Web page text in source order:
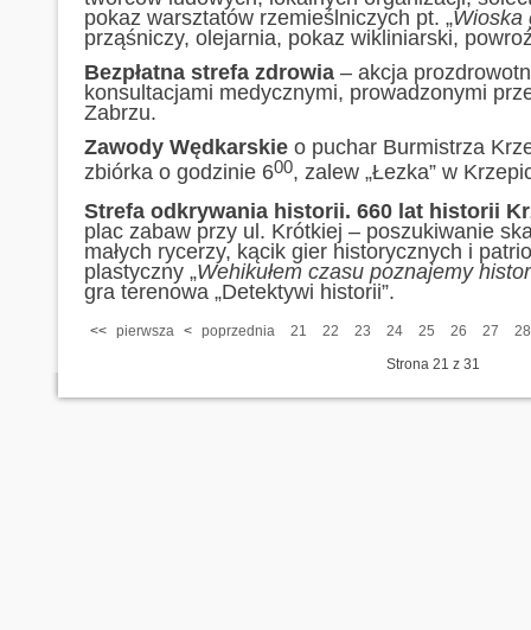
pokaz warsztatów rzemieślniczych pt. „Wioska
prząśniczy, olejarnia, pokaz wikliniarski,
Bezpłatna strefa zdrowia – akcja
konsultacjami medycznymi, prowadzonymi
Zabrzu.
Zawody Wędkarskie o puchar Burmistrza
zbiórka o godzinie 600, zalew „Łezka” w
Strefa odkrywania historii. 660 lat historii
plac zabaw przy ul. Krótkiej – poszukiwanie
małych rycerzy, kącik gier historycznych i
plastyczny „Wehikułem czasu poznajemy
gra terenowa „Detektywi historii”.
<< pierwsza < poprzednia 21 22 23 24 25 26 27
28
Strona 21 z 31